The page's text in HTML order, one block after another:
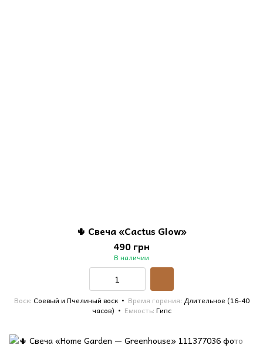
🌵 Свеча «Cactus Glow»
490 грн
В наличии
Воск Соевый и Пчелиный воск Время горения Длительное (16-40
часов)
Емкость Гипс